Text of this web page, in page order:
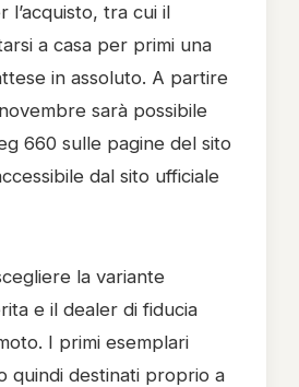
l’acquisto, tra cui il
a casa per primi una
in assoluto. A partire
sarà possibile
660 sulle pagine del sito
dal sito ufficiale
la variante
e il dealer di fiducia
I primi esemplari
quindi destinati proprio a